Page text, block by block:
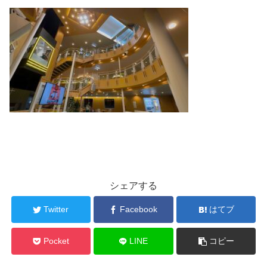
シェアする
Twitter Facebook はてブ
Pocket LINE コピー